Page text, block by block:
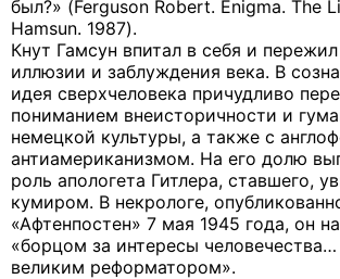
был?» (Ferguson Robert. Enigma. The
Hamsun. 1987).
Кнут Гамсун впитал в себя и
иллюзии и заблуждения века. В
идея сверхчеловека причудливо
пониманием внеисторичности и
немецкой культуры, а также с
антиамериканизмом. На его долю
роль апологета Гитлера, ставшего,
кумиром. В некрологе,
«Афтенпостен» 7 мая 1945 года, он
«борцом за интересы
великим реформатором».